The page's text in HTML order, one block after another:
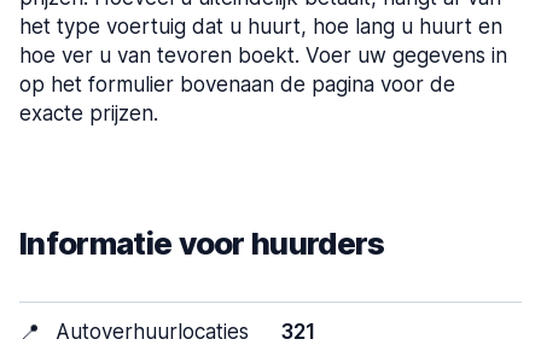
het type voertuig dat u huurt, hoe lang u huurt en
hoe ver u van tevoren boekt. Voer uw gegevens in
op het formulier bovenaan de pagina voor de
exacte prijzen.
Informatie voor huurders
📍 Autoverhuurlocaties 321